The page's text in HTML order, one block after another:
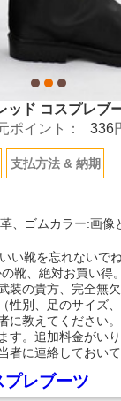
ッド コスプレブ
ポイント： 336
支払方法 & 納期
、ゴムカラー:画像
い靴を忘れないでね
靴、絶対お買い得。
装の貴方、完全無欠
性別、足のサイズ
に教えてください。
す。追加料金がい
者に連絡しておいて
プレブーツ